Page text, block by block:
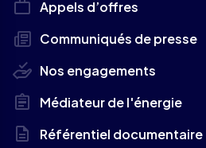
Appels d’offres
Communiqués de presse
Nos engagements
Médiateur de l'énergie
Référentiel documentaire